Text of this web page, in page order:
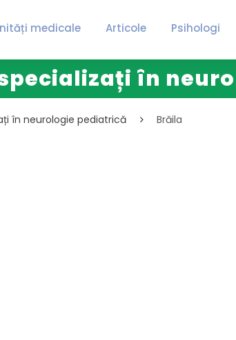
medicale Articole Psihologi
în
în neurologie pediatrică Brăila